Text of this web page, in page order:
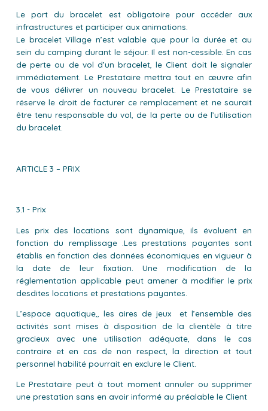
Le port du bracelet est obligatoire pour accéder aux
infrastructures et participer aux animations.
Le bracelet Village n’est valable que pour la durée et au
sein du camping durant le séjour. Il est non-cessible. En cas
de perte ou de vol d’un bracelet, le Client doit le signaler
immédiatement. Le Prestataire mettra tout en œuvre afin
de vous délivrer un nouveau bracelet. Le Prestataire se
réserve le droit de facturer ce remplacement et ne saurait
être tenu responsable du vol, de la perte ou de l’utilisation
du bracelet.
ARTICLE 3 – PRIX
3.1 - Prix
Les prix des locations sont dynamique, ils évoluent en
fonction du remplissage .Les prestations payantes sont
établis en fonction des données économiques en vigueur à
la date de leur fixation. Une modification de la
réglementation applicable peut amener à modifier le prix
desdites locations et prestations payantes.
L’espace aquatique,, les aires de jeux et l’ensemble des
activités sont mises à disposition de la clientèle à titre
gracieux avec une utilisation adéquate, dans le cas
contraire et en cas de non respect, la direction et tout
personnel habilité pourrait en exclure le Client.
Le Prestataire peut à tout moment annuler ou supprimer
une prestation sans en avoir informé au préalable le Client